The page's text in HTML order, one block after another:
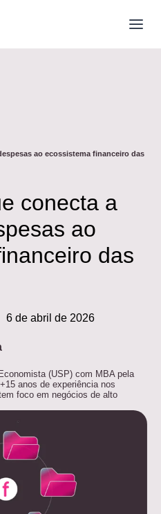
ao ecossistema financeiro das
conecta a
ao
das
6 de abril de 2026
(USP) com MBA pela
anos de experiência nos
foco em negócios de alto